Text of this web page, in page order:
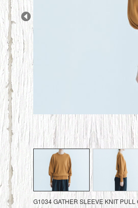
Prev
G1034 GATHER SLEEVE KNIT